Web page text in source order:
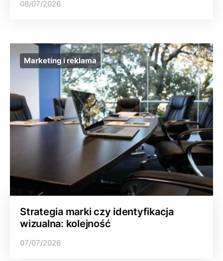
08/07/2026
Marketing i reklama
Strategia marki czy identyfikacja
wizualna: kolejność
07/07/2026